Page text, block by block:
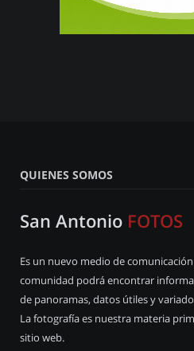
QUIENES SOMOS
San Antonio FOTOS
Es un nuevo medio de
comunidad podrá encontrar
de panoramas, datos útiles y
La fotografía es nuestra materia
sitio web.